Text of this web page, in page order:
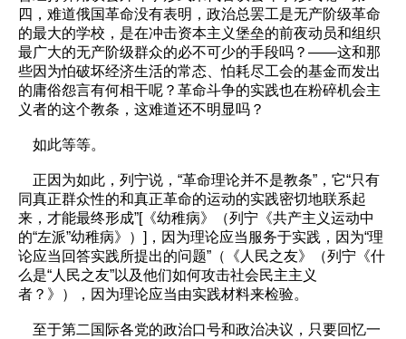
四，难道俄国革命没有表明，政治总罢工是无产阶级革命
的最大的学校，是在冲击资本主义堡垒的前夜动员和组织
最广大的无产阶级群众的必不可少的手段吗？——这和那
些因为怕破坏经济生活的常态、怕耗尽工会的基金而发出
的庸俗怨言有何相干呢？革命斗争的实践也在粉碎机会主
义者的这个教条，这难道还不明显吗？
如此等等。
正因为如此，列宁说，“革命理论并不是教条”，它“只有
同真正群众性的和真正革命的运动的实践密切地联系起
来，才能最终形成”[《幼稚病》（列宁《共产主义运动中
的“左派”幼稚病》）]，因为理论应当服务于实践，因为“理
论应当回答实践所提出的问题”（《人民之友》（列宁《什
么是“人民之友”以及他们如何攻击社会民主主义
者？》），因为理论应当由实践材料来检验。
至于第二国际各党的政治口号和政治决议，只要回忆一